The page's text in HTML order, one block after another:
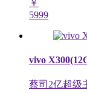
￥
5999
vivo
蔡司2亿超级